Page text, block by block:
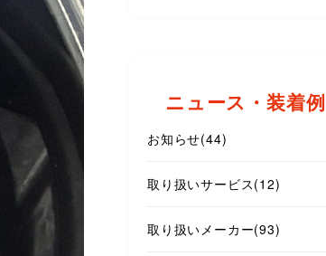
ニュース・装着例
お知らせ(44)
取り扱いサービス(12)
取り扱いメーカー(93)